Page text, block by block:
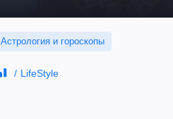
Астрология и гороскопы
LifeStyle